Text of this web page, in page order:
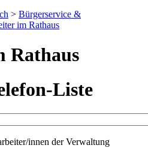
> Bürgerservice &
im Rathaus
Rathaus
Liste
innen der Verwaltung